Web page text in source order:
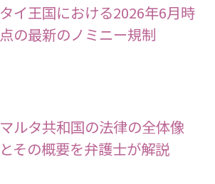
タイ王国における2026年6月時
点の最新のノミニー規制
マルタ共和国の法律の全体像
とその概要を弁護士が解説